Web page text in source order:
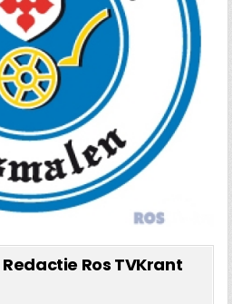
Redactie Ros TVKrant